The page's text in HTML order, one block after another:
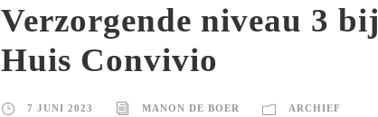
Verzorgende niveau 3 bij
Huis Convivio
7 JUNI 2023 MANON DE BOER ARCHIEF